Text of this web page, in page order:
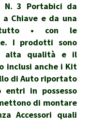
N. 3 Portabici da
Chiave e da una
• con le
I prodotti sono
alta qualità e il
inclusi anche i Kit
di Auto riportato
entri in possesso
di montare
Accessori quali